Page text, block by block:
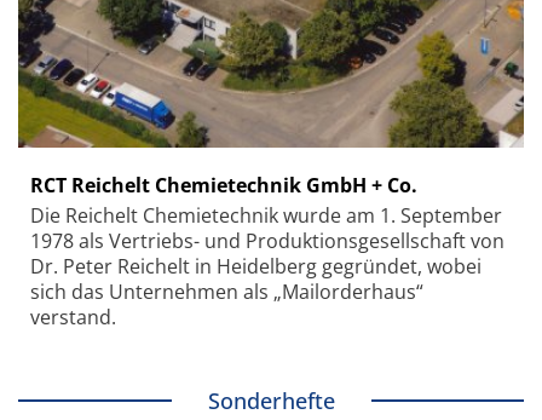
RCT Reichelt Chemietechnik GmbH + Co.
Die Reichelt Chemietechnik wurde am 1. September
1978 als Vertriebs- und Produktionsgesellschaft von
Dr. Peter Reichelt in Heidelberg gegründet, wobei
sich das Unternehmen als „Mailorderhaus“
verstand.
Sonderhefte